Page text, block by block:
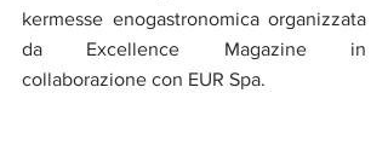
kermesse enogastronomica organizzata
da Excellence Magazine in
collaborazione con EUR Spa.